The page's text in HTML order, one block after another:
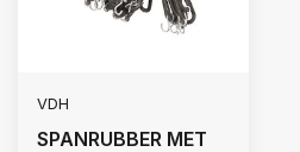
VDH
SPANRUBBER MET